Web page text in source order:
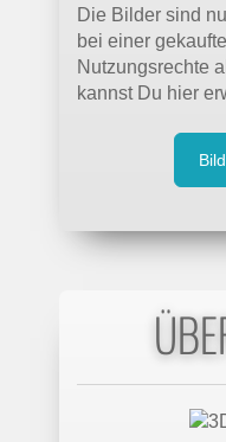
Die Bilder sind
bei einer
Nutzungsrechte
kannst Du hier